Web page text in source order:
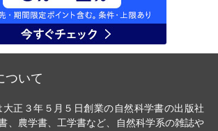
ついて
正３年５月５日創業の自然科学書の出版社
、農学書、工学書など、自然科学系の雑誌や